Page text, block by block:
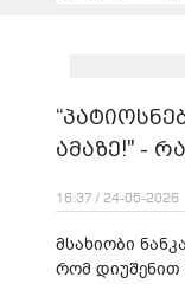
ამაზე!" -
16:37 / 24-05-2026
მსახიობი
რომ დიუშენით